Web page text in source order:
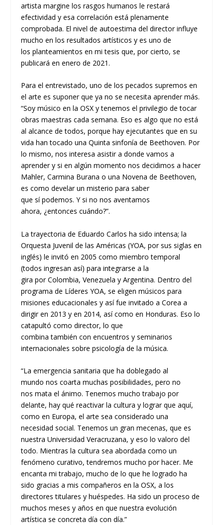
artista margine los rasgos humanos le restará
efectividad y esa correlaciónestá plenamente
comprobada. El nivel de autoestima deldirector influye
mucho en los resultados artísticos y es uno de
losplanteamientosenmi tesis que, por cierto, se
publicará en enero de 2021.
Para el entrevistado, uno de los pecados supremosen
el artees suponer que ya no se necesita aprender más.
“Soy músicoen laOSXy tenemos el privilegio de tocar
obras maestras cada semana. Eso es algo que no está
al alcance de todos,porque hayejecutantesque en su
vidahantocadounaQuinta sinfonía de Beethoven. Por
lo mismo, nos interesa asistir a donde vamos a
aprender y si en algún momento nos decidimos a hacer
Mahler,Carmina Buranao una Novena de Beethoven,
es comodevelar unmisterio parasaber
quesípodemos. Y si no nos aventamos
ahora, ¿entonces cuándo?”.
La trayectoria de Eduardo Carlos ha sido intensa; la
Orquesta Juvenil de las Américas (YOA, por sus siglas en
inglés) le invitó en 2005 como miembro temporal
(todos ingresan así) para integrarse a la
girapor Colombia, Venezuela y Argentina. Dentro del
programade Líderes YOA, seeligen músicos para
misiones educacionales yasí fue invitado aCoreaa
dirigiren 2013 y en 2014, así como en Honduras. Eso lo
catapultó como director, lo que
combinatambiénconencuentros y seminarios
internacionales sobre psicología de la música.
“La emergencia sanitariaque ha doblegado al
mundonos coarta muchas posibilidades,pero no
nosmata el ánimo. Tenemos mucho trabajo por
delante, hayqué reactivarla cultura y lograr que aquí,
como en Europa,el arte sea consideradouna
necesidad social. Tenemos un gran mecenas, que es
nuestra Universidad Veracruzana,yesolo valorodel
todo. Mientras la cultura sea abordada como un
fenómeno curativo, tendremos muchoporhacer. Me
encanta mi trabajo,mucho de lo que he logrado ha
sido gracias a mis compañeros en la OSX, a los
directores titulares y huéspedes. Ha sido un proceso de
muchos meses y años en que nuestra evolución
artística se concreta día con día.”